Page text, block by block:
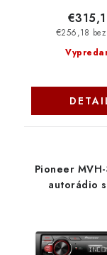
€256,18 bez
Pioneer
autorádio s